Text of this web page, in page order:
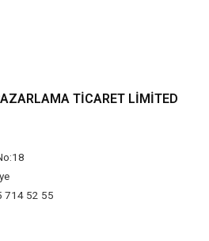
TICARET LIMITED
714 52 55